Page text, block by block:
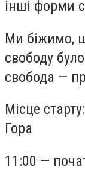
інші форми
Ми біжимо,
свободу
свобода —
Місце
Гора
11:00 —